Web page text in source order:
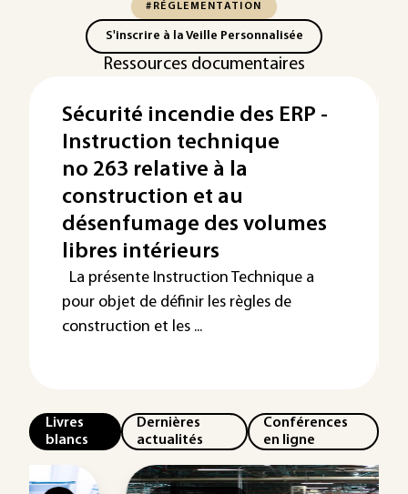
#RÉGLEMENTATION
S'inscrire à la Veille Personnalisée
Ressources documentaires
Sécurité incendie des ERP -
Instruction technique
no 263 relative à la
construction et au
désenfumage des volumes
libres intérieurs
La présente Instruction Technique a
pour objet de définir les règles de
construction et les ...
Livres
blancs
Dernières
actualités
Conférences
en ligne